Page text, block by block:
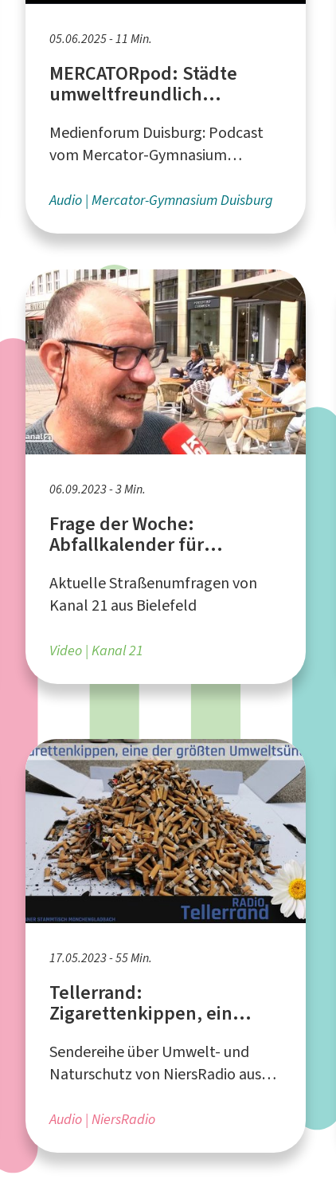
05.06.2025 - 11 Min.
MERCATORpod: Städte
umweltfreundlich
sparen, Sauberes Duisburg
Medienforum Duisburg: Podcast
vom Mercator-Gymnasium
Audio Mercator-Gymnasium Duisburg
06.09.2023 - 3 Min.
Frage der Woche:
Abfallkalender für
Aktuelle Straßenumfragen von
Kanal 21 aus Bielefeld
Video Kanal 21
17.05.2023 - 55 Min.
Tellerrand:
Zigarettenkippen, ein
Sondermüllproblem
Sendereihe über Umwelt- und
Naturschutz von NiersRadio aus
Audio NiersRadio